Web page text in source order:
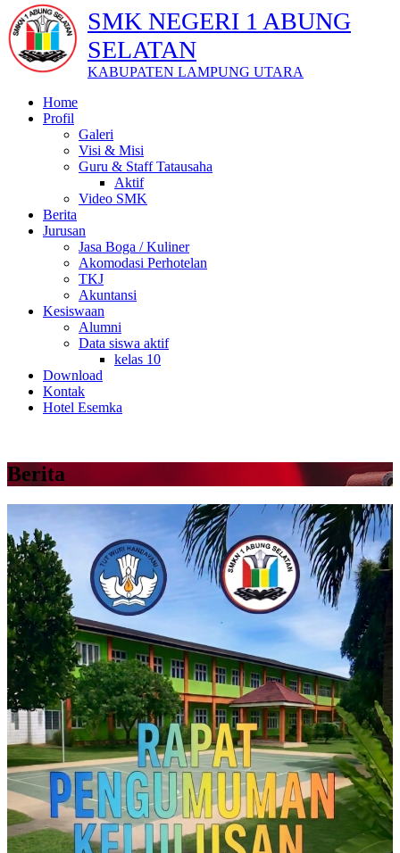
SMK NEGERI 1 ABUNG
SELATAN
KABUPATEN LAMPUNG UTARA
Home
Profil
Galeri
Visi & Misi
Guru & Staff Tatausaha
Aktif
Video SMK
Berita
Jurusan
Jasa Boga / Kuliner
Akomodasi Perhotelan
TKJ
Akuntansi
Kesiswaan
Alumni
Data siswa aktif
kelas 10
Download
Kontak
Hotel Esemka
Berita